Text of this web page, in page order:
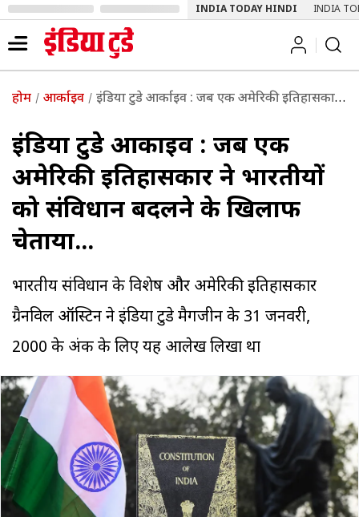
INDIA TODAY HINDI INDIA
होम आर्काइव इंडिया टुडे आर्काइव : जब एक अमेरिकी इतिहासकार ने भारतीयों को संविधान बदलने के खिलाफ चेताया...
इंडिया टुडे आर्काइव : जब एक
अमेरिकी इतिहासकार ने भारतीयों
को संविधान बदलने के खिलाफ
चेताया...
भारतीय संविधान के विशेषज्ञ और अमेरिकी इतिहासकार
ग्रैनविल ऑस्टिन ने इंडिया टुडे मैगजीन के 31 जनवरी,
2000 के अंक के लिए यह आलेख लिखा था